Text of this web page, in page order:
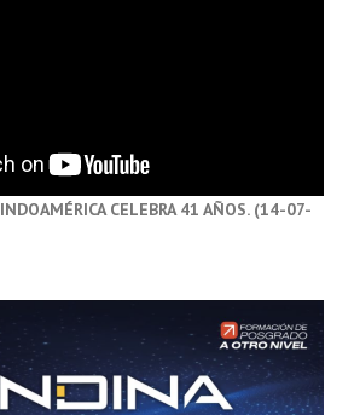
INDOAMÉRICA CELEBRA 41 AÑOS. (14-07-